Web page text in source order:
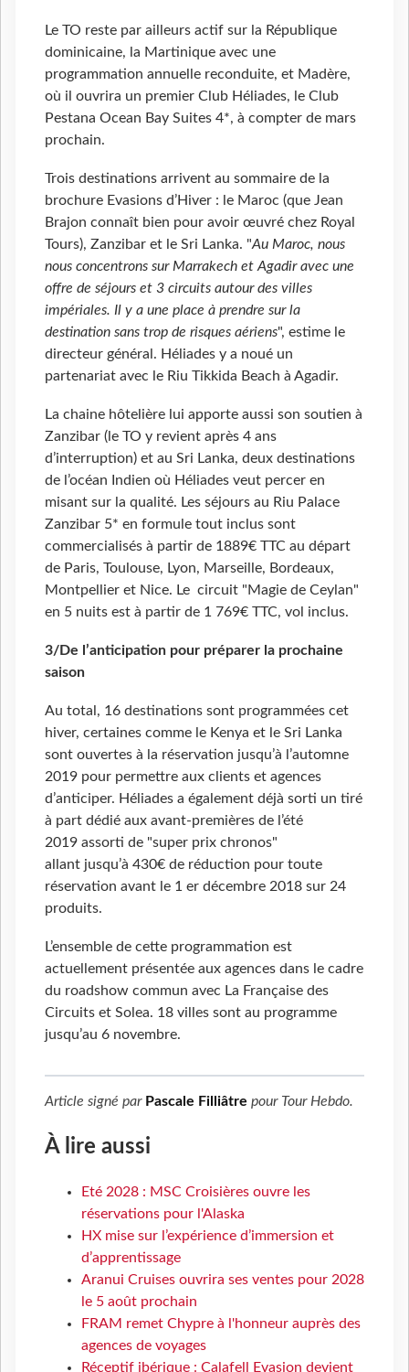
Le TO reste par ailleurs actif sur la République
dominicaine, la Martinique avec une
programmation annuelle reconduite, et Madère,
où il ouvrira un premier Club Héliades, le Club
Pestana Ocean Bay Suites 4*, à compter de mars
prochain.
Trois destinations arrivent au sommaire de la
brochure Evasions d’Hiver : le Maroc (que Jean
Brajon connaît bien pour avoir œuvré chez Royal
Tours), Zanzibar et le Sri Lanka. "Au Maroc, nous
nous concentrons sur Marrakech et Agadir avec une
offre de séjours et 3 circuits autour des villes
impériales. Il y a une place à prendre sur la
destination sans trop de risques aériens", estime le
directeur général. Héliades y a noué un
partenariat avec le Riu Tikkida Beach à Agadir.
La chaine hôtelière lui apporte aussi son soutien à
Zanzibar (le TO y revient après 4 ans
d’interruption) et au Sri Lanka, deux destinations
de l’océan Indien où Héliades veut percer en
misant sur la qualité. Les séjours au Riu Palace
Zanzibar 5* en formule tout inclus sont
commercialisés à partir de 1889€ TTC au départ
de Paris, Toulouse, Lyon, Marseille, Bordeaux,
Montpellier et Nice. Le circuit "Magie de Ceylan"
en 5 nuits est à partir de 1 769€ TTC, vol inclus.
3/De l’anticipation pour préparer la prochaine
saison
Au total, 16 destinations sont programmées cet
hiver, certaines comme le Kenya et le Sri Lanka
sont ouvertes à la réservation jusqu’à l’automne
2019 pour permettre aux clients et agences
d’anticiper. Héliades a également déjà sorti un tiré
à part dédié aux avant-premières de l’été
2019 assorti de "super prix chronos"
allant jusqu’à 430€ de réduction pour toute
réservation avant le 1 er décembre 2018 sur 24
produits.
L’ensemble de cette programmation est
actuellement présentée aux agences dans le cadre
du roadshow commun avec La Française des
Circuits et Solea. 18 villes sont au programme
jusqu’au 6 novembre.
Article signé par Pascale Filliâtre pour Tour Hebdo.
À lire aussi
Eté 2028 : MSC Croisières ouvre les
réservations pour l'Alaska
HX mise sur l’expérience d’immersion et
d’apprentissage
Aranui Cruises ouvrira ses ventes pour 2028
le 5 août prochain
FRAM remet Chypre à l'honneur auprès des
agences de voyages
Réceptif ibérique : Calafell Evasion devient